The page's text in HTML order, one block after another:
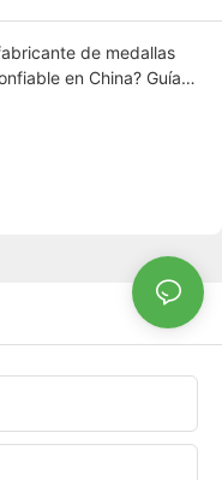
de medallas
en China? Guía